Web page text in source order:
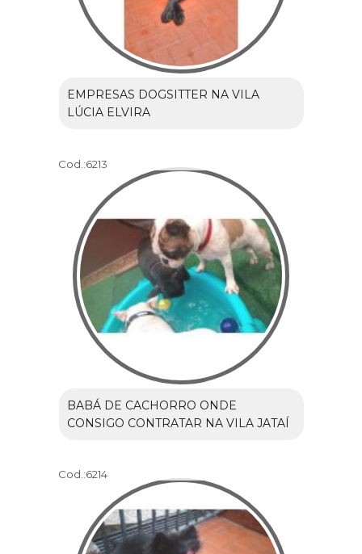
EMPRESAS DOGSITTER NA VILA
LÚCIA ELVIRA
Cod.:6213
BABÁ DE CACHORRO ONDE
CONSIGO CONTRATAR NA VILA JATAÍ
Cod.:6214